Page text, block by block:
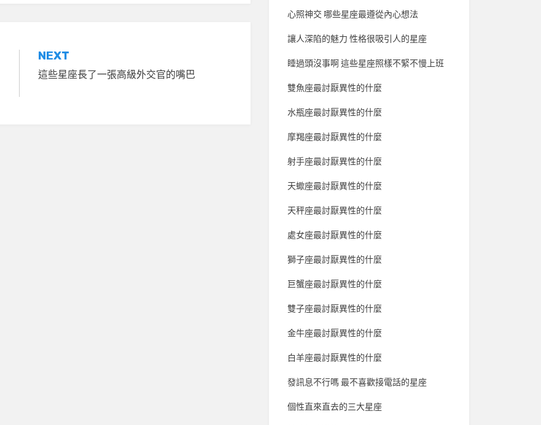
NEXT
這些星座長了一張高級外交官的嘴巴
心照神交 哪些星座最遵從內心想法
讓人深陷的魅力 性格很吸引人的星座
睡過頭沒事啊 這些星座照樣不緊不慢上班
雙魚座最討厭異性的什麼
水瓶座最討厭異性的什麼
摩羯座最討厭異性的什麼
射手座最討厭異性的什麼
天蠍座最討厭異性的什麼
天秤座最討厭異性的什麼
處女座最討厭異性的什麼
獅子座最討厭異性的什麼
巨蟹座最討厭異性的什麼
雙子座最討厭異性的什麼
金牛座最討厭異性的什麼
白羊座最討厭異性的什麼
發訊息不行嗎 最不喜歡接電話的星座
個性直來直去的三大星座